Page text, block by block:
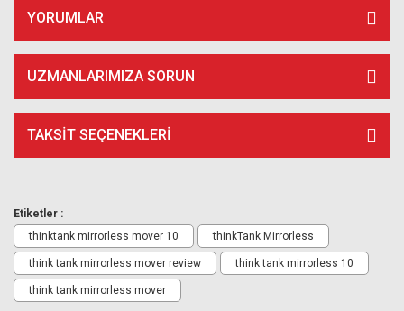
YORUMLAR
UZMANLARIMIZA SORUN
TAKSIT SEÇENEKLERI
Etiketler :
thinktank mirrorless mover 10
thinkTank Mirrorless
think tank mirrorless mover review think tank mirrorless 10
think tank mirrorless mover